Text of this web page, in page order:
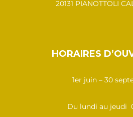
20131 PIANOTTOLI
HORAIRES
1er juin – 30
Du lundi au jeudi